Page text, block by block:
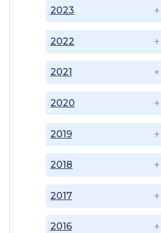
2016
2017
2018
2019
2020
2021
2022
2023